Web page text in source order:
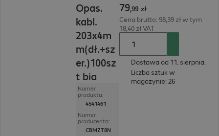
Opas.
kabl.
203x4m
m(dł.+sz
er.)100sz
t bia
Numer
produktu:
4541461
Numer
producenta:
CBMZT8N
79,99 zł
Cena brutto: 98,39 zł w tym
18,40 zł VAT
Dostawa od 11. sierpnia.
Liczba sztuk w
magazynie: 26